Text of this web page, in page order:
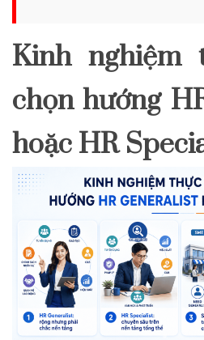
Kinh nghiệm
chọn hướng
hoặc HR